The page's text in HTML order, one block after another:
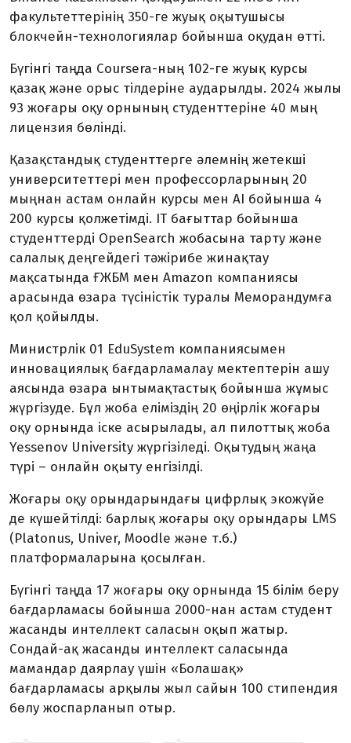
факультеттерінің 350-ге жуық оқытушысы
блокчейн-технологиялар бойынша оқудан өтті.
Бүгінгі таңда Coursera-ның 102-ге жуық курсы
қазақ және орыс тілдеріне аударылды. 2024 жылы
93 жоғары оқу орнының студенттеріне 40 мың
лицензия бөлінді.
Қазақстандық студенттерге әлемнің жетекші
университеттері мен профессорларының 20
мыңнан астам онлайн курсы мен AI бойынша 4
200 курсы қолжетімді. IТ бағыттар бойынша
студенттерді OpenSearch жобасына тарту және
салалық деңгейдегі тәжірибе жинақтау
мақсатында ҒЖБМ мен Amazon компаниясы
арасында өзара түсіністік туралы Меморандумға
қол қойылды.
Министрлік 01 EduSystem компаниясымен
инновациялық бағдарламалау мектептерін ашу
аясында өзара ынтымақтастық бойынша жұмыс
жүргізуде. Бұл жоба еліміздің 20 өңірлік жоғары
оқу орнында іске асырылады, ал пилоттық жоба
Yessenov University жүргізіледі. Оқытудың жаңа
түрі – онлайн оқыту енгізілді.
Жоғары оқу орындарындағы цифрлық экожүйе
де күшейтілді: барлық жоғары оқу орындары LMS
(Platonus, Univer, Moodle және т.б.)
платформаларына қосылған.
Бүгінгі таңда 17 жоғары оқу орнында 15 білім беру
бағдарламасы бойынша 2000-нан астам студент
жасанды интеллект саласын оқып жатыр.
Сондай-ақ жасанды интеллект саласында
мамандар даярлау үшін «Болашақ»
бағдарламасы арқылы жыл сайын 100 стипендия
бөлу жоспарланып отыр.